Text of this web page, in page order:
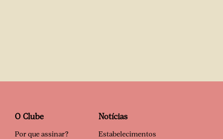
O Clube
Por que assinar?
Notícias
Estabelecimentos